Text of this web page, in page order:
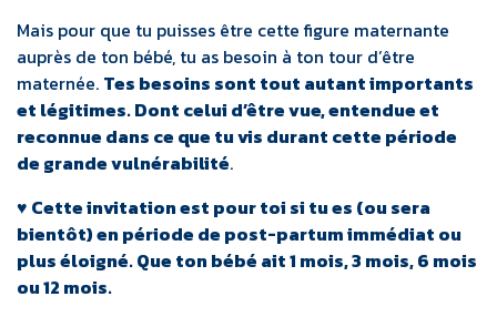
Mais pour que tu puisses être cette figure maternante
auprès de ton bébé, tu as besoin à ton tour d’être
maternée. Tes besoins sont tout autant importants
et légitimes. Dont celui d’être vue, entendue et
reconnue dans ce que tu vis durant cette période
de grande vulnérabilité.
♥ Cette invitation est pour toi si tu es (ou sera
bientôt) en période de post-partum immédiat ou
plus éloigné. Que ton bébé ait 1 mois, 3 mois, 6 mois
ou 12 mois.